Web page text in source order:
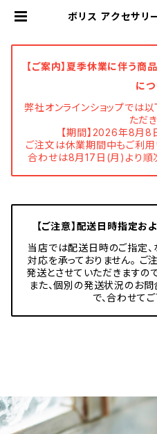
ボリス アクセサリ
【ご案内】夏季休業に伴う商
に
弊社オンラインショップでは
ただき
【期間】2026年8月
ご注文は休業期間中もご利用
合わせは8月17日(月)より順
【ご注意】配送日時指定お
当店では配送日時のご指定、
対応を承っておりません。
発送とさせていただきますの
また、個別の発送状況のお
で、合わせて